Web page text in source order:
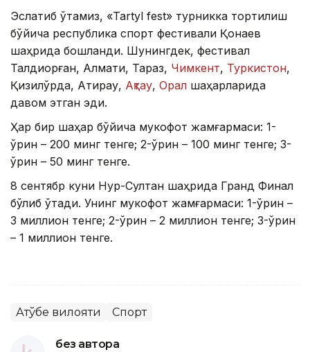
Эслатиб ўтамиз, «Tartyl fest» турникка тортилиш
бўйича республика спорт фестивали Қонаев
шаҳрида бошланди. Шунингдек, фестивал
Талдиқорған, Алмати, Тараз, Чимкент, Туркистон,
Қизилўрда, Атирау, Ақтау, Орал шаҳарларида
давом этган эди.
Ҳар бир шаҳар бўйича мукофот жамғармаси: 1-
ўрин – 200 минг тенге; 2-ўрин – 100 минг тенге; 3-
ўрин – 50 минг тенге.
8 сентябр куни Нур-Султан шаҳрида Гранд Финал
бўлиб ўтади. Унинг мукофот жамғармаси: 1-ўрин –
3 миллион тенге; 2-ўрин – 2 миллион тенге; 3-ўрин
– 1 миллион тенге.
Ақтўбе вилояти Спорт
без автора